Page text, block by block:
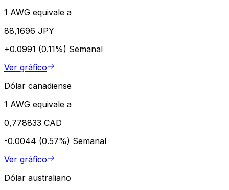
1 AWG equivale a
88,1696 JPY
+0.0991 (0.11%) Semanal
Ver gráfico
Dólar canadiense
1 AWG equivale a
0,778833 CAD
-0.0044 (0.57%) Semanal
Ver gráfico
Dólar australiano